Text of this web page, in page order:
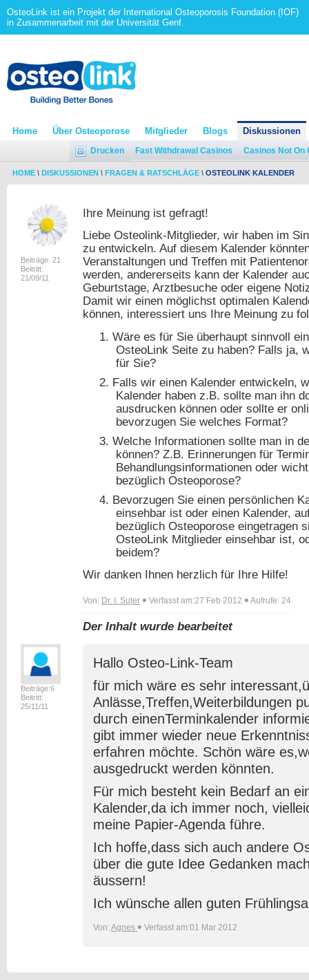
OsteoLink ist ein Projekt der International Osteoporosis Foundation (IOF)
in Zusammenarbeit mit der Universität Genf.
Home Über Osteoporose Mitglieder Blogs Diskussionen
Casinos Not On
Fast Withdrawal Casinos
Drucken
HOME \ DISKUSSIONEN \ FRAGEN & RATSCHLÄGE \ OSTEOLINK KALENDER
Beiträge: 21
Beitritt:
21/09/11
Ihre Meinung ist gefragt!
Liebe Osteolink-Mitglieder, wir haben im
zu entwickeln. Auf diesem Kalender
Veranstaltungen und Treffen mit
werden, andererseits kann der Kalender
Geburtstage, Arztbesuche oder eigene
Damit wir einen möglichst optimalen
können, interessiert uns Ihre Meinung zu
1. Wäre es für Sie überhaupt sinnvoll
OsteoLink Seite zu haben? Falls ja,
für Sie?
2. Falls wir einen Kalender entwickeln,
Kalender haben z.B. sollte man ihn
ausdrucken können oder sollte er
bevorzugen Sie welches Format?
3. Welche Informationen sollte man in
können? Z.B. Erinnerungen für
Behandlungsinformationen oder
bezüglich Osteoporose?
4. Bevorzugen Sie einen persönlichen
einsehbar ist oder einen Kalender,
bezüglich Osteoporose eingetragen
OsteoLink Mitglieder einsehbar ist,
beidem?
Wir danken Ihnen herzlich für Ihre Hilfe!
Von: Dr. I. Suter • Verfasst am:27 Feb 2012 • Aufrufe: 24
Der Inhalt wurde bearbeitet
Beiträge:6
Beitritt:
25/11/11
Hallo Osteo-Link-Team
für mich wäre es sehr
Anlässe,Treffen,Weiterbildungen
durch einenTerminkalender
gibt immer wieder neue
erfahren möchte. Schön wäre
ausgedruckt werden könnten.
Für mich besteht kein Bedarf an
Kalender,da ich immer noch,
meine Papier-Agenda führe.
Ich hoffe,dass sich auch andere
über die gute Idee Gedanken
äussern!
Ich wünsche allen guten
Von: Agnes • Verfasst am:01 Mar 2012